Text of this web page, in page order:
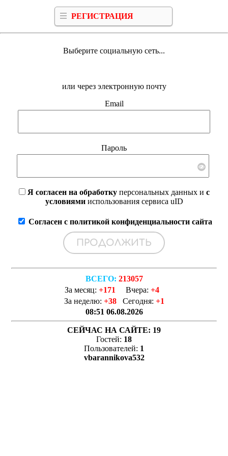
РЕГИСТРАЦИЯ
Выберите социальную сеть...
или через электронную почту
Email
Пароль
Я согласен на обработкуперсональных данных и с
условиямииспользования сервиса uID
Согласен с политикой конфиденциальности сайта
ВСЕГО: 213057
За месяц: +171 Вчера: +4
За неделю: +38 Сегодня: +1
08:51 06.08.2026
СЕЙЧАС НА САЙТЕ: 19
Гостей: 18
Пользователей: 1
vbarannikova532